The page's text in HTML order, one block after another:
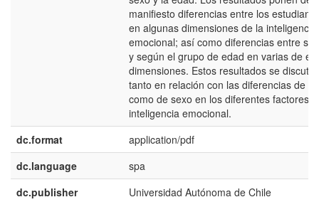
manifiesto diferencias entre los
en algunas dimensiones de la inteligencia
emocional; así como diferencias entre
y según el grupo de edad en varias de
dimensiones. Estos resultados se
tanto en relación con las diferencias de
como de sexo en los diferentes factores
inteligencia emocional.
dc.format
application/pdf
dc.language
spa
dc.publisher
Universidad Autónoma de Chile